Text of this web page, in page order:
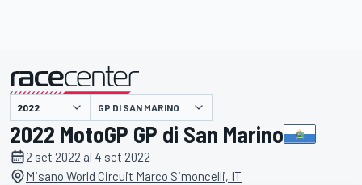
presentato da GP DI SAN MARINO
2022 MotoGP GP di San Marino
2 set 2022 al 4 set 2022
Misano World Circuit Marco Simoncelli, IT